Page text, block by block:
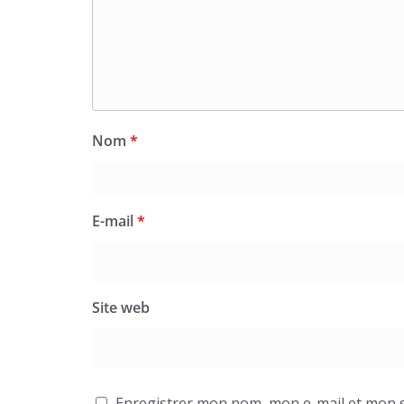
Nom *
E-mail*
Site web